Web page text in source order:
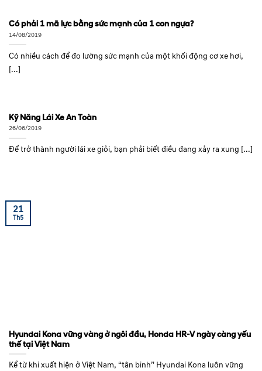
Có phải 1 mã lực bằng sức mạnh của 1 con ngựa?
14/08/2019
Có nhiều cách để đo lường sức mạnh của một khối động cơ xe hơi,
[...]
Kỹ Năng Lái Xe An Toàn
26/06/2019
Để trở thành người lái xe giỏi, bạn phải biết điều đang xảy ra xung [...]
Hyundai Kona vững vàng ở ngôi đầu, Honda HR-V ngày càng yếu
thế tại Việt Nam
Kể từ khi xuất hiện ở Việt Nam, “tân binh” Hyundai Kona luôn vững
21
Th5